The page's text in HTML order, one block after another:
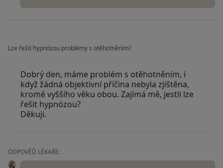
Lze řešit hypnózou problémy s otěhotněním?
Dobrý den, máme problém s otěhotněním, i
když žádná objektivní příčina nebyla zjištěna,
kromě vyššího věku obou. Zajímá mě, jestli lze
řešit hypnózou?
Děkuji.
ODPOVĚĎ LÉKAŘE: